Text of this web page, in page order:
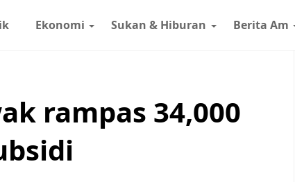
Ekonomi Sukan & Hiburan Berita Am
rampas 34,000